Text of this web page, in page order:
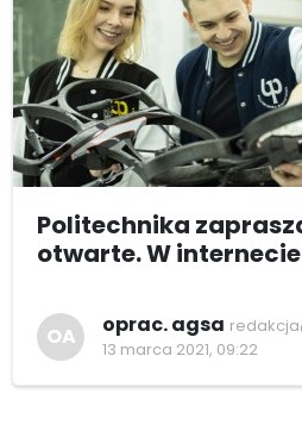
Politechnika
otwarte. W
OA oprac. agsa
13 marca 2021, 09:22